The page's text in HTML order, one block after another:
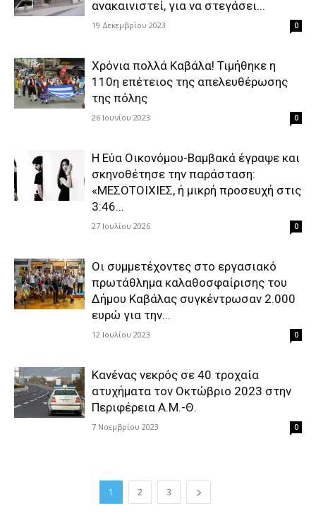
ανακαινιστεί, για να στεγάσει...
19 Δεκεμβρίου 2023 0
Χρόνια πολλά Καβάλα! Τιμήθηκε η
110η επέτειος της απελευθέρωσης
της πόλης
26 Ιουνίου 2023 0
Η Εύα Οικονόμου-Βαμβακά έγραψε και
σκηνοθέτησε την παράσταση:
«ΜΕΣΟΤΟΙΧΙΕΣ, ή μικρή προσευχή στις
3:46...
27 Ιουλίου 2026 0
Οι συμμετέχοντες στο εργασιακό
πρωτάθλημα καλαθοσφαίρισης του
Δήμου Καβάλας συγκέντρωσαν 2.000
ευρώ για την...
12 Ιουλίου 2023 0
Κανένας νεκρός σε 40 τροχαία
ατυχήματα τον Οκτώβριο 2023 στην
Περιφέρεια Α.Μ.-Θ.
7 Νοεμβρίου 2023 0
1 2 3